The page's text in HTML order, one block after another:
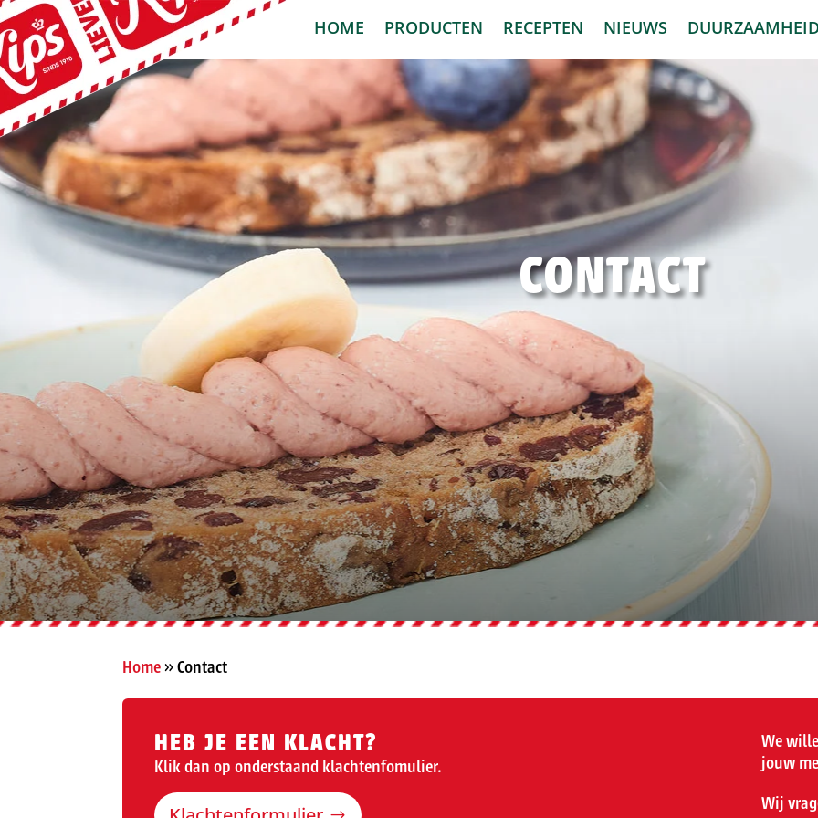
HOME PRODUCTEN RECEPTEN NIEUWS
CONTACT
Home»Contact
HEB JE EEN KLACHT?
Klik dan op onderstaand klachtenfomulier.
We
jouw
Wij